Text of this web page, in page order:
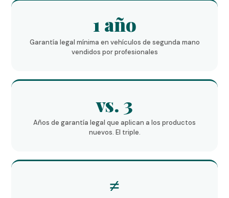
1 año
Garantía legal mínima en vehículos de segunda mano
vendidos por profesionales
vs. 3
Años de garantía legal que aplican a los productos
nuevos. El triple.
≠